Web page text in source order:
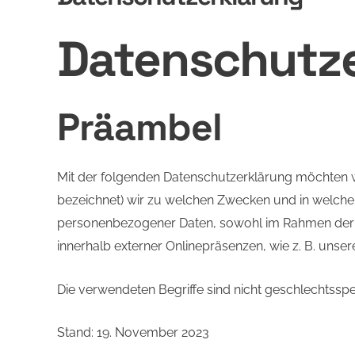
Präambel
Mit der folgenden Datenschutzerklärung möchten
bezeichnet) wir zu welchen Zwecken und in
personenbezogener Daten, sowohl im Rahmen
innerhalb externer Onlinepräsenzen, wie z. B.
Die verwendeten Begriffe sind nicht
Stand: 19. November 2023